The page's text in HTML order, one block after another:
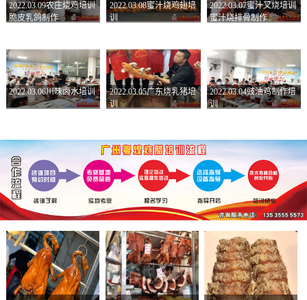
2022.03.09农庄烧鸡培训
脆皮乳鸽制作
2022.03.08蜜汁烧鸡翅培
训
2022.03.07蜜汁叉烧培训
蜜汁烧排骨制作
2022.03.06川味卤水培训
2022.03.05广东烧乳猪培
训
2022.03.04豉油鸡制作培
训